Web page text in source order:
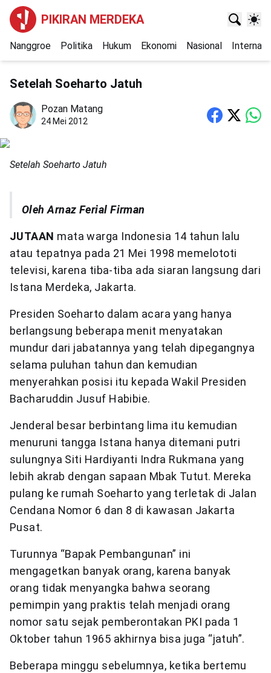
PIKIRAN MERDEKA
Nanggroe Politika Hukum Ekonomi Nasional
Setelah Soeharto Jatuh
Pozan Matang
24 Mei 2012
Setelah Soeharto Jatuh
Oleh Arnaz Ferial Firman
JUTAAN mata warga Indonesia 14 tahun lalu
atau tepatnya pada 21 Mei 1998 memelototi
televisi, karena tiba-tiba ada siaran langsung dari
Istana Merdeka, Jakarta.
Presiden Soeharto dalam acara yang hanya
berlangsung beberapa menit menyatakan
mundur dari jabatannya yang telah dipegangnya
selama puluhan tahun dan kemudian
menyerahkan posisi itu kepada Wakil Presiden
Bacharuddin Jusuf Habibie.
Jenderal besar berbintang lima itu kemudian
menuruni tangga Istana hanya ditemani putri
sulungnya Siti Hardiyanti Indra Rukmana yang
lebih akrab dengan sapaan Mbak Tutut. Mereka
pulang ke rumah Soeharto yang terletak di Jalan
Cendana Nomor 6 dan 8 di kawasan Jakarta
Pusat.
Turunnya “Bapak Pembangunan” ini
mengagetkan banyak orang, karena banyak
orang tidak menyangka bahwa seorang
pemimpin yang praktis telah menjadi orang
nomor satu sejak pemberontakan PKI pada 1
Oktober tahun 1965 akhirnya bisa juga “jatuh”.
Beberapa minggu sebelumnya, ketika bertemu